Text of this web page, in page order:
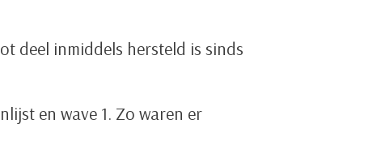
deel inmiddels hersteld is sinds
en wave 1. Zo waren er